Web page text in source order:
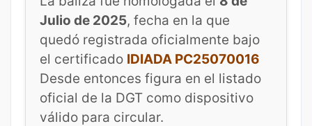
Julio de 2025, fecha en la que
quedó registrada oficialmente bajo
el certificado IDIADA PC25070016
Desde entonces figura en el listado
oficial de la DGT como dispositivo
válido para circular.